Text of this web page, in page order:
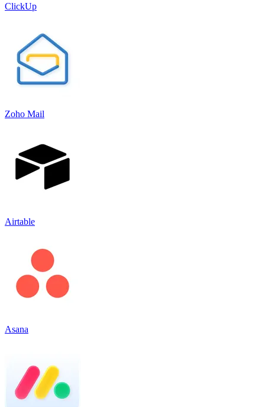
ClickUp
Zoho Mail
Airtable
Asana